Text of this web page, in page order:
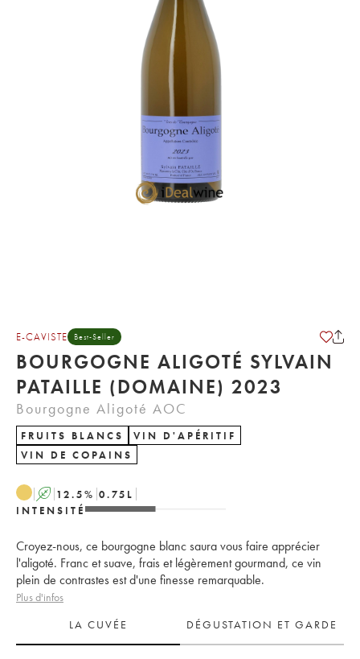
E-CAVISTE Best-Seller
BOURGOGNE ALIGOTÉ SYLVAIN
PATAILLE (DOMAINE) 2023
Bourgogne Aligoté AOC
FRUITS BLANCS
VIN D'APÉRITIF
VIN DE COPAINS
A 12.5% 0.75 L
INTENSITÉ
Croyez-nous, ce bourgogne blanc saura vous faire apprécier
l'aligoté. Franc et suave, frais et légèrement gourmand, ce vin
plein de contrastes est d'une finesse remarquable.
Plus d'infos
LA CUVÉE
DÉGUSTATION ET GARDE